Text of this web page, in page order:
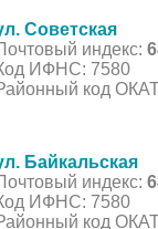
Советская
индекс:
ИФНС: 7580
код
Байкальская
индекс:
ИФНС: 7580
код